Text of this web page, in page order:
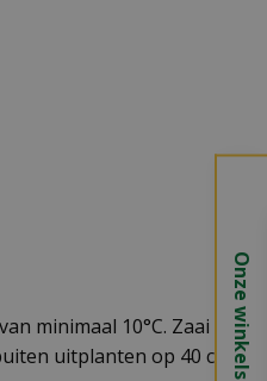
minimaal 10°C. Zaai in
uitplanten op 40 cm
Onze winkels